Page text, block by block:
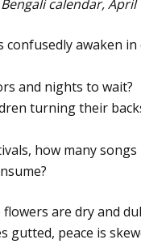
calendar, April
confusedly awaken
and nights to wait?
turning their
how many songs
are dry and
gutted, peace is